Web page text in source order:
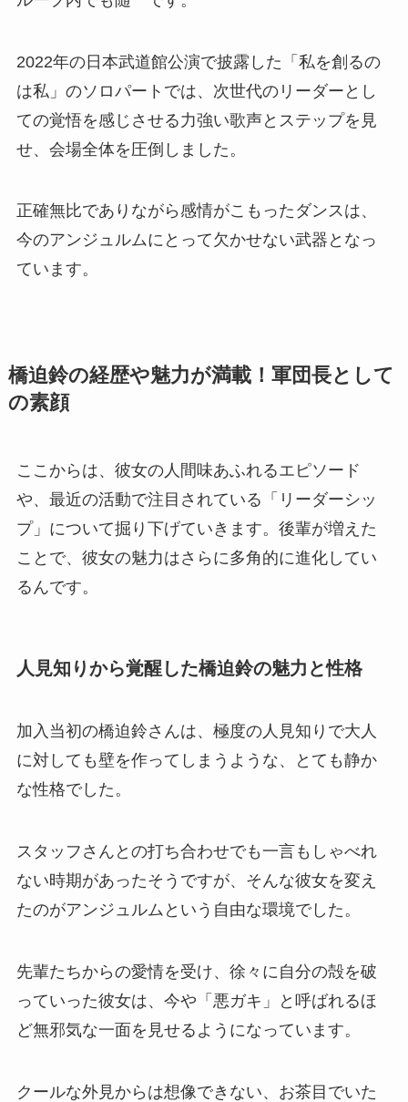
2022年の日本武道館公演で披露した「私を創るの
は私」のソロパートでは、次世代のリーダーとし
ての覚悟を感じさせる力強い歌声とステップを見
せ、会場全体を圧倒しました。
正確無比でありながら感情がこもったダンスは、
今のアンジュルムにとって欠かせない武器となっ
ています。
橋迫鈴の経歴や魅力が満載！軍団長として
の素顔
ここからは、彼女の人間味あふれるエピソード
や、最近の活動で注目されている「リーダーシッ
プ」について掘り下げていきます。後輩が増えた
ことで、彼女の魅力はさらに多角的に進化してい
るんです。
人見知りから覚醒した橋迫鈴の魅力と性格
加入当初の橋迫鈴さんは、極度の人見知りで大人
に対しても壁を作ってしまうような、とても静か
な性格でした。
スタッフさんとの打ち合わせでも一言もしゃべれ
ない時期があったそうですが、そんな彼女を変え
たのがアンジュルムという自由な環境でした。
先輩たちからの愛情を受け、徐々に自分の殻を破
っていった彼女は、今や「悪ガキ」と呼ばれるほ
ど無邪気な一面を見せるようになっています。
クールな外見からは想像できない、お茶目でいた